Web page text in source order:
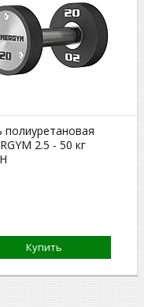
полиуретановая
2.5 - 50 кг
Купить